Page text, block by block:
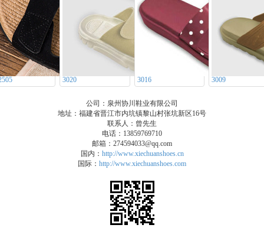
3020 3016 3009
公司：泉州协川鞋业有限公司
地址：福建省晋江市内坑镇黎山村张坑新区16号
联系人：曾先生
电话：13859769710
邮箱：274594033@qq.com
国内： http://www.xiechuanshoes.cn
国际： http://www.xiechuanshoes.com